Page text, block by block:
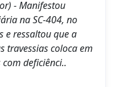
- Manifestou
na SC-404, no
e ressaltou que a
travessias coloca em
deficiênci..